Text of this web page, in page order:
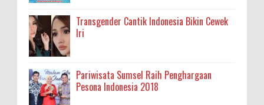
Transgender Cantik Indonesia Bikin Cewek
Iri
Pariwisata Sumsel Raih Penghargaan
Pesona Indonesia 2018